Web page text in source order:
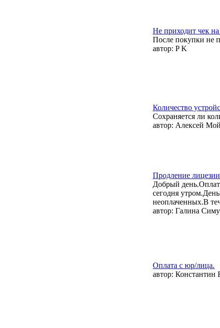
Не приходит чек
После покупки не
автор: P K
Количество
Сохраняется ли
автор: Алексей
Продление лицезии
Добрый
сегодня
неоплаченных.В
автор: Галина
Оплата с юр/лица.
автор: Константин